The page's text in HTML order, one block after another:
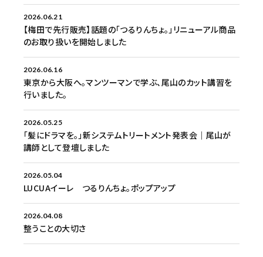
2026.06.21
【梅田で先行販売】話題の「つるりんちょ。」リニューアル商品
のお取り扱いを開始しました
2026.06.16
東京から大阪へ。マンツーマンで学ぶ、尾山のカット講習を
行いました。
2026.05.25
「髪にドラマを。」新システムトリートメント発表会｜尾山が
講師として登壇しました
2026.05.04
LUCUAイーレ つるりんちょ。ポップアップ
2026.04.08
整うことの大切さ